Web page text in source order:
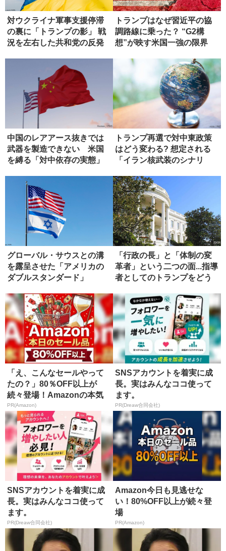
対ウクライナ軍事支援停滞
の裏に「トランプの影」 戦
況を左右した共和党の反発
トランプはなぜ習近平の協
調路線に乗った？ “G2構
想”が映す米国一強の限界
中国のレアアース抜きでは
武器を製造できない 米国
を縛る「対中依存の実態」
トランプ再選で対中東政策
はどう変わる? 想定される
「イラン核武装のシナリ
グローバル・サウスとの溝
を露呈させた「アメリカの
ダブルスタンダード」
「行政の長」と「体制の変
革者」という二つの面...指導
者としてのトランプをどう
「え、こんなセールやって
たの？」80％OFF以上が
続々登場！Amazonの本気
が...
PR(Amazon)
SNSアカウントを着実に成
長。実はみんなココ使って
ます。
PR(Dreaw合同会社)
SNSアカウントを着実に成
長。実はみんなココ使って
ます。
PR(Dreaw合同会社)
Amazon今日も見逃せな
い！80%OFF以上が続々登
場
PR(Amazon)